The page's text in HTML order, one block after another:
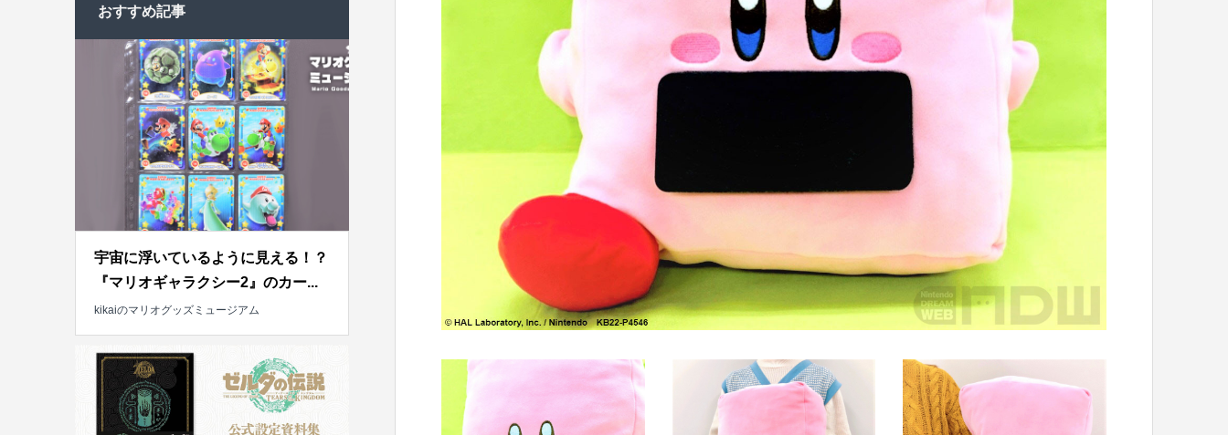
おすすめ記事
宇宙に浮いているように見える！？
『マリオギャラクシー2』のカー...
kikaiのマリオグッズミュージアム